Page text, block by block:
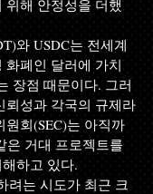
해 안정성을 더했
와 USDC는 전세계
폐인 달러에 가치
장점 때문이다. 그러
뢰성과 각국의 규제라
회(SEC)는 아직까
은 거대 프로젝트를
하고 있다.
려는 시도가 최근 크